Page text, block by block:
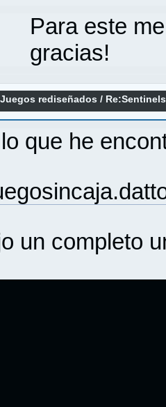
Para este
gracias!
Juegos rediseñados /
que he
un completo